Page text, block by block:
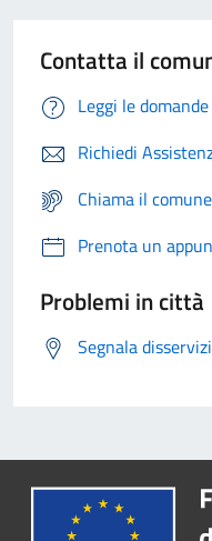
Contatta il
Leggi le
Richiedi
Chiama il
Prenota un
Problemi in città
Segnala